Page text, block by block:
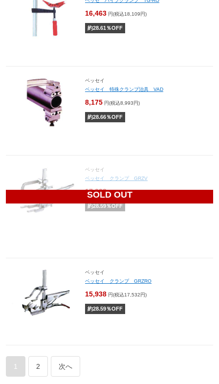
16,463 円(税込18,109円)
約28.61 ％OFF
ベッセイ
ベッセイ 特殊クランプ治具 VAD
8,175 円(税込8,993円)
約28.66％OFF
SOLD OUT
ベッセイ
ベッセイ クランプ GRZV
17,338円(税込19,072円)
約28.59％OFF
ベッセイ
ベッセイ クランプ GRZRO
15,938 円(税込17,532円)
約28.59％OFF
1 2 次へ